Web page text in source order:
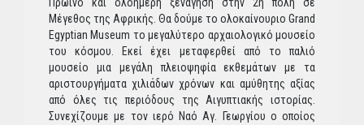
Μέγεθος της Αφρικής. Θα δούμε το ολοκαίνουριο Grand
Egyptian Museum το μεγαλύτερο αρχαιολογικό μουσείο
του κόσμου. Εκεί έχει μεταφερθεί από το παλιό
μουσείο μια μεγάλη πλειοψηφία εκθεμάτων με τα
αριστουργήματα χιλιάδων χρόνων και αμύθητης αξίας
από όλες τις περιόδους της Αιγυπτιακής ιστορίας.
Συνεχίζουμε με τον ιερό Ναό Αγ. Γεωργίου ο οποίος